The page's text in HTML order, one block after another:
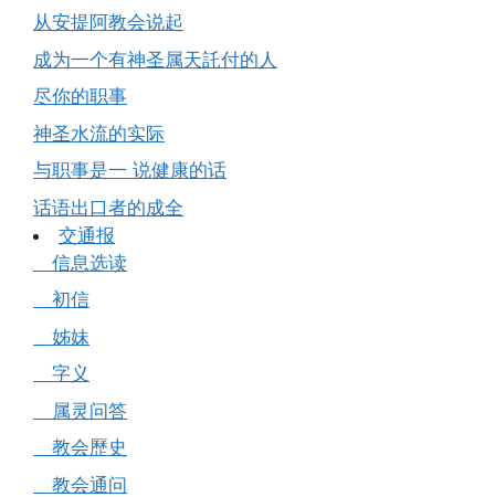
从安提阿教会说起
成为一个有神圣属天託付的人
尽你的职事
神圣水流的实际
与职事是一 说健康的话
话语出口者的成全
交通报
信息选读
初信
姊妹
字义
属灵问答
教会歷史
教会通问